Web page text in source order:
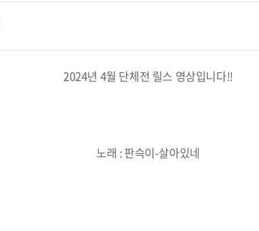
2024년 4월 단체전 릴스 영상입니다!!
노래 : 판슥이-살아있네